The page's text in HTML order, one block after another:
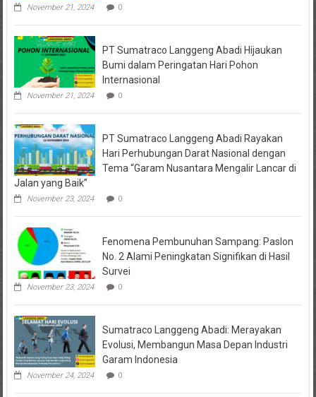
November 21, 2024 0
PT Sumatraco Langgeng Abadi Hijaukan
Bumi dalam Peringatan Hari Pohon
Internasional
November 21, 2024 0
PT Sumatraco Langgeng Abadi Rayakan
Hari Perhubungan Darat Nasional dengan
Tema “Garam Nusantara Mengalir Lancar di
Jalan yang Baik”
November 23, 2024 0
Fenomena Pembunuhan Sampang: Paslon
No. 2 Alami Peningkatan Signifikan di Hasil
Survei
November 23, 2024 0
Sumatraco Langgeng Abadi: Merayakan
Evolusi, Membangun Masa Depan Industri
Garam Indonesia
November 24, 2024 0